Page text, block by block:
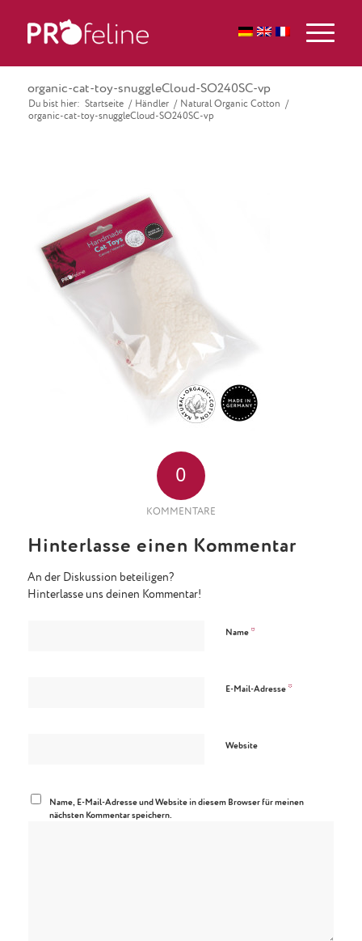
organic-cat-toy-snuggleCloud-SO240SC-vp
Du bist hier: Startseite / Händler / Natural Organic Cotton /
organic-cat-toy-snuggleCloud-SO240SC-vp
0
KOMMENTARE
Hinterlasse einen Kommentar
An der Diskussion beteiligen?
Hinterlasse uns deinen Kommentar!
Name *
E-Mail-Adresse *
Website
Name, E-Mail-Adresse und Website in diesem Browser für meinen
nächsten Kommentar speichern.